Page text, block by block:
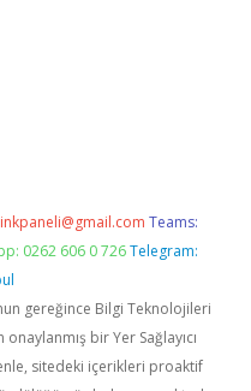
Teams:
0262 606 0 726 Telegram:
gereğince Bilgi Teknolojileri
bir Yer Sağlayıcı
sitedeki içerikleri proaktif